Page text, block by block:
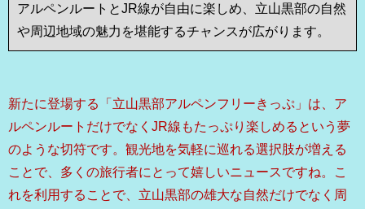
アルペンルートとJR線が自由に楽しめ、立山黒部の自然
や周辺地域の魅力を堪能するチャンスが広がります。
新たに登場する「立山黒部アルペンフリーきっぷ」は、ア
ルペンルートだけでなくJR線もたっぷり楽しめるという夢
のような切符です。観光地を気軽に巡れる選択肢が増える
ことで、多くの旅行者にとって嬉しいニュースですね。こ
れを利用することで、立山黒部の雄大な自然だけでなく周